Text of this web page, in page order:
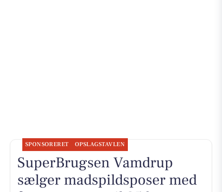
SPONSORERET OPSLAGSTAVLEN
SuperBrugsen Vamdrup
sælger madspildsposer med